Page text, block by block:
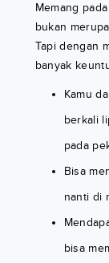
Memang
bukan
Tapi dengan
banyak
Kamu
berkali
pada
Bisa
nanti di
bisa